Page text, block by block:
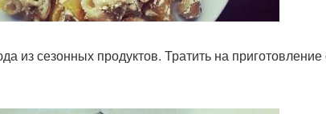
из сезонных продуктов. Тратить на